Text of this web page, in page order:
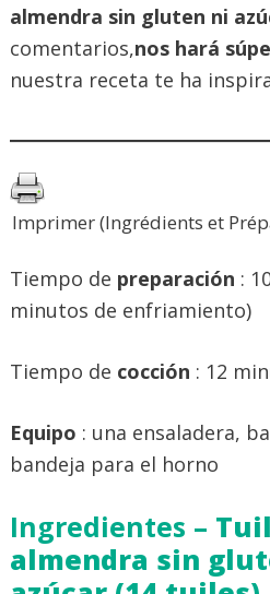
almendra sin gluten ni
comentarios,nos hará
nuestra receta te ha
Imprimer (Ingrédients et
Tiempo de preparación :
minutos de enfriamiento)
Tiempo de cocción : 12
Equipo : una ensaladera,
bandeja para el horno
Ingredientes –
almendra sin